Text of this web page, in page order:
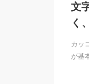
文
く
カッ
が基